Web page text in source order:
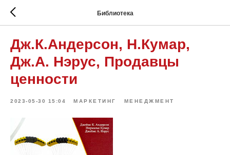
Библиотека
Дж.К.Андерсон, Н.Кумар,
Дж.А. Нэрус, Продавцы
ценности
2023-05-30 15:04 МАРКЕТИНГ МЕНЕДЖМЕНТ